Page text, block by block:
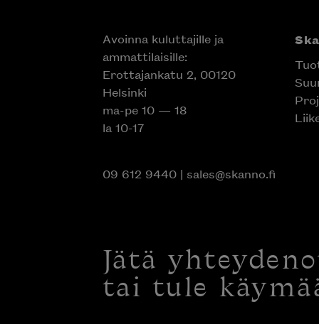
Avoinna kuluttajille ja
ammattilaisille:
Erottajankatu 2, 00120
Helsinki
ma-pe 10 — 18
la 10-17
09 612 9440| sales@skanno.fi
Jätä
tai tule